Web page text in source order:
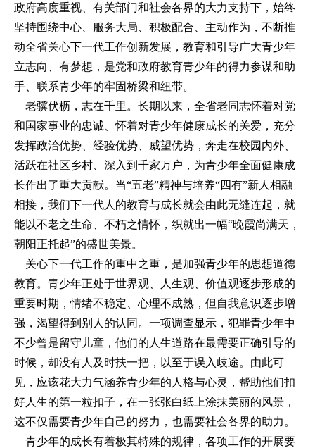
政府高度重视、有关部门和社会各界的大力支持下，始终
坚持围绕中心、服务大局、积极配合、主动作为，不断推
动全省关心下一代工作创新发展，教育和引导广大青少年
立志向、有梦想，是党和政府教育青少年的得力参谋和助
手、联系青少年的牢固桥梁和纽带。
老骥伏枥，志在千里。长期以来，全省老同志怀着对党
和国家事业的忠诚、怀着对青少年健康成长的关爱，充分
发挥政治优势、经验优势、威望优势，奔走在校园内外、
活跃在社区乡村、深入到千家万户，为青少年全面健康成
长作出了重大贡献。当“五老”精神与培养“四有”新人相融
相接，我们下一代人的教育与成长就会由此无缝连起，就
能以不老之生命、不朽之情怀，织就出一幅“晚霞尚满天，
朝阳正托起”的盛世美景。
关心下一代工作的重中之重，是加强青少年的思想道德
教育。青少年正处于世界观、人生观、价值观逐步形成的
重要时期，情绪不稳定、心理不成熟，但自我意识逐步增
强，渴望得到别人的认同。一项调查显示，犯罪青少年中
不少曾是留守儿童，他们的人生道路在最需要正确引导的
时候，却没有人及时扶一把，以至于误入歧途。由此可
见，应该花大力气涵养青少年的人格与心灵，帮助他们扣
好人生的第一粒扣子，在一张张白纸上涂抹美丽的风景，
这不仅需要青少年自己的努力，也需要社会各界的助力。
青少年的成长有着极其特殊的规律，各项工作的开展要